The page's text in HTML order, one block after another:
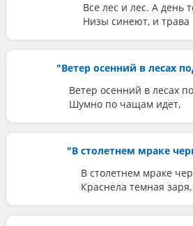
Все лес и лес. А день
Низы синеют, и трава
"Ветер осенний в лесах
Ветер осенний в лесах
Шумно по чащам идет,
"В столетнем мраке
В столетнем мраке
Краснела темная заря,